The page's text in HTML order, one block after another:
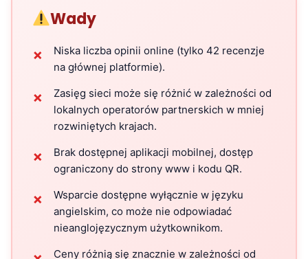
Wady
✗
Niska liczba opinii online (tylko 42 recenzje
na głównej platformie).
✗
Zasięg sieci może się różnić w zależności od
lokalnych operatorów partnerskich w mniej
rozwiniętych krajach.
✗
Brak dostępnej aplikacji mobilnej, dostęp
ograniczony do strony www i kodu QR.
✗
Wsparcie dostępne wyłącznie w języku
angielskim, co może nie odpowiadać
nieanglojęzycznym użytkownikom.
Ceny różnią się znacznie w zależności od